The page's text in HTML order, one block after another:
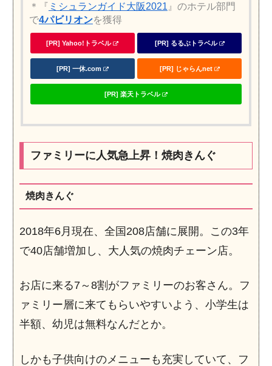
＊『 ミシュランガイド大阪2021』のホテル部門
で4パビリオンを獲得
[PR] Yahoo!トラベル [PR] るるぶトラベル
[PR] 一休.com [PR] じゃらんnet
[PR] 楽天トラベル
ファミリーに人気急上昇！焼肉きんぐ
焼肉きんぐ
2018年6月現在、全国208店舗に展開。この3年
で40店舗増加し、大人気の焼肉チェーン店。
お店に来る7～8割がファミリーのお客さん。フ
ァミリー層に来てもらいやすいよう、小学生は
半額、幼児は無料なんだとか。
しかも子供向けのメニューも充実していて、フ